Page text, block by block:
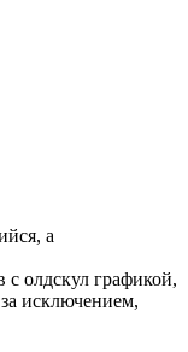
а
с олдскул графикой,
исключением,